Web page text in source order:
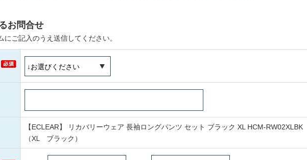
お問合せ
ご記入のうえ送信してください。
【ECLEAR】 リカバリーウェア 長袖ロングパンツ セット ブラック XL HCM-RW02XLBK
（XL ブラック）